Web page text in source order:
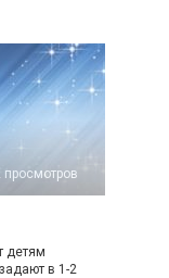
просмотров
детям
в 1-2